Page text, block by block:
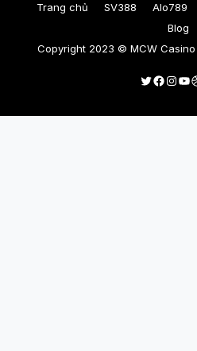
Trang chủ SV388 Alo789
Blog
Copyright 2023 © MCW
Twitter